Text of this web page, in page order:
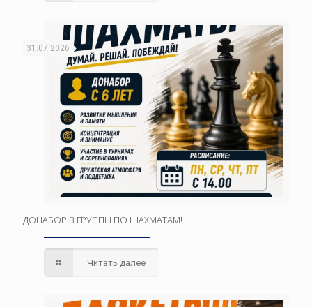
31.07.2026
ДОНАБОР В ГРУППЫ ПО ШАХМАТАМ!
Читать далее